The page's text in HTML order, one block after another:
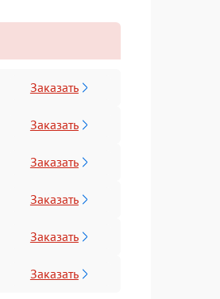
Заказать
Заказать
Заказать
Заказать
Заказать
Заказать